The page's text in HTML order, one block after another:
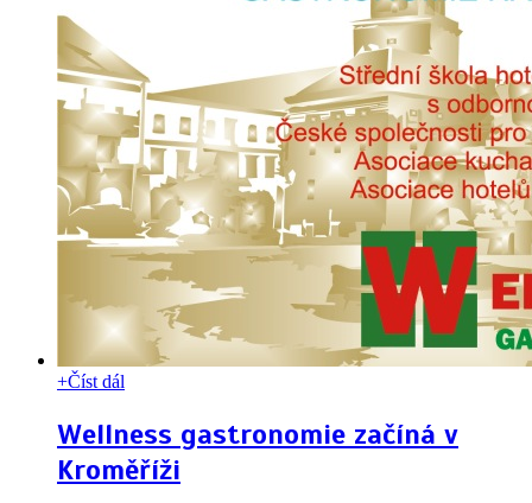
+Číst dál
Wellness gastronomie začíná v
Kroměříži